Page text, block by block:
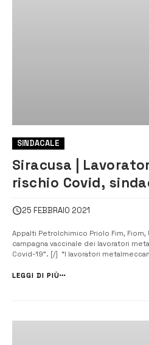
SINDACALE
Siracusa |
rischio Covid,
25 FEBBRAIO 2021
Appalti Petrolchimico Priolo Fim, Fiom,
campagna vaccinale dei lavoratori
Covid-19”. [/] “I lavoratori
fermati, neanche durante il lockdown,
LEGGI DI PIÙ